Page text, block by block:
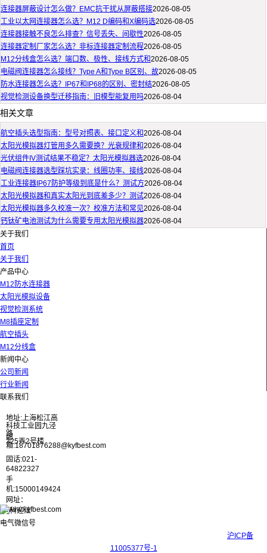
连接器屏蔽设计怎么做？EMC抗干扰从屏蔽搭接2026-08-05
工业以太网连接器怎么选？M12 D编码和X编码选2026-08-05
连接器接触不良怎么排查？信号丢失、间歇性2026-08-05
连接器定制厂家怎么选？非标连接器定制流程2026-08-05
M12分线盒怎么选？端口数、极性、接线方式和2026-08-05
电磁阀连接器怎么接线？Type A和Type B区别、故2026-08-05
防水连接器怎么选？IP67和IP68的区别、密封结2026-08-05
视觉检测设备换型迁移指南：旧模型能复用吗2026-08-04
相关文章
航空插头选型指南：型号对照表、接口定义和2026-08-04
太阳光模拟器灯管用多久需要换？光衰规律和2026-08-04
光伏组件IV测试结果不稳定？太阳光模拟器选2026-08-04
电磁阀连接器选型踩坑实录：线圈功率、接线2026-08-04
工业连接器IP67防护等级到底是什么？测试方2026-08-04
太阳光模拟器和真实太阳光到底差多少？测试2026-08-04
太阳光模拟器多久校准一次？校准方法和常见2026-08-04
钙钛矿电池测试为什么需要专用太阳光模拟器2026-08-04
关于我们
首页
关于我们
产品中心
M12防水连接器
太阳光模拟设备
视觉检测系统
M8插座定制
航空插头
M12分线盒
新闻中心
公司新闻
行业新闻
联系我们
地址:上海松江高
科技工业园九泾
路
325弄2号楼
邮
箱:18701876288@kyfbest.com
固话:021-
64822327
手
机:15000149424
网址：
www.kyfbest.com
沪ICP备
11005377号-1